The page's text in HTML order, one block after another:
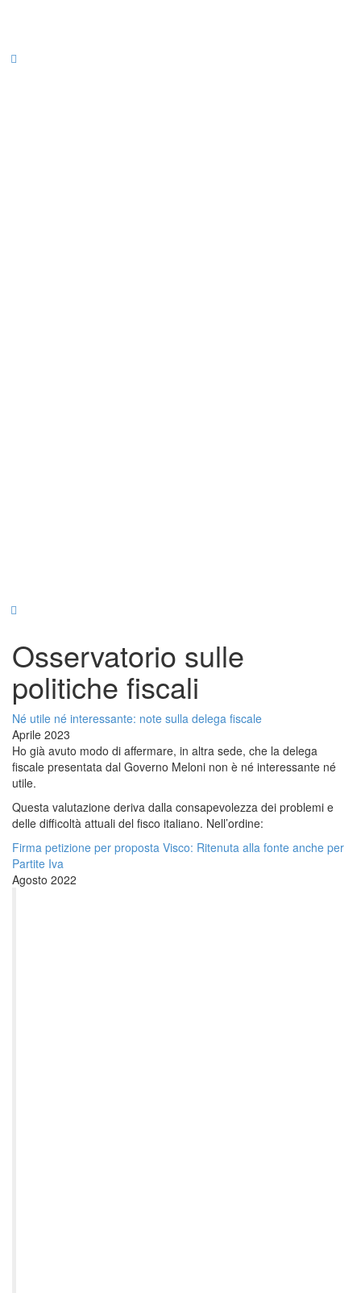
Osservatorio sulle
politiche fiscali
Né utile né interessante: note sulla delega fiscale
Aprile 2023
Ho già avuto modo di affermare, in altra sede, che la delega
fiscale presentata dal Governo Meloni non è né interessante né
utile.
Questa valutazione deriva dalla consapevolezza dei problemi e
delle difficoltà attuali del fisco italiano. Nell’ordine:
Firma petizione per proposta Visco: Ritenuta alla fonte anche per
Partite Iva
Agosto 2022